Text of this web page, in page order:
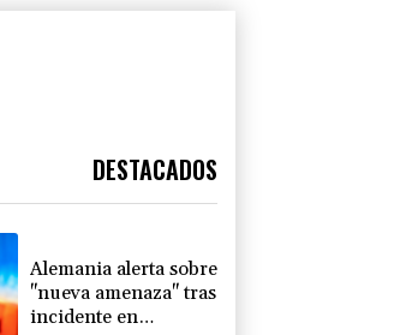
DESTACADOS
Alemania alerta sobre
"nueva amenaza" tras
incidente en